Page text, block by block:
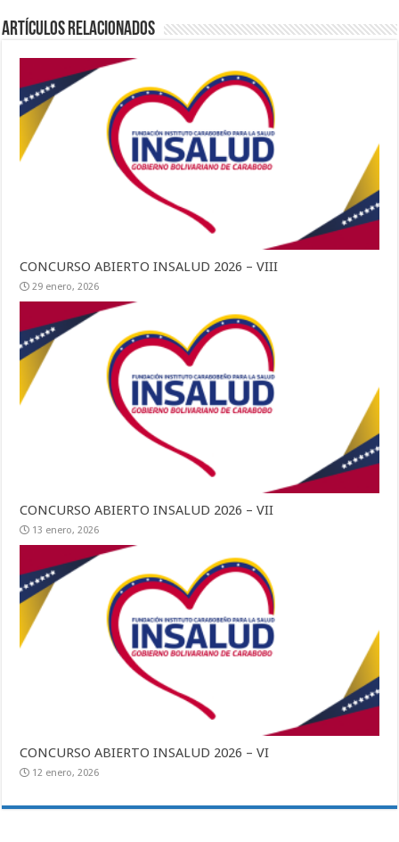
Artículos relacionados
CONCURSO ABIERTO INSALUD 2026 – VIII
29 enero, 2026
CONCURSO ABIERTO INSALUD 2026 – VII
13 enero, 2026
CONCURSO ABIERTO INSALUD 2026 – VI
12 enero, 2026